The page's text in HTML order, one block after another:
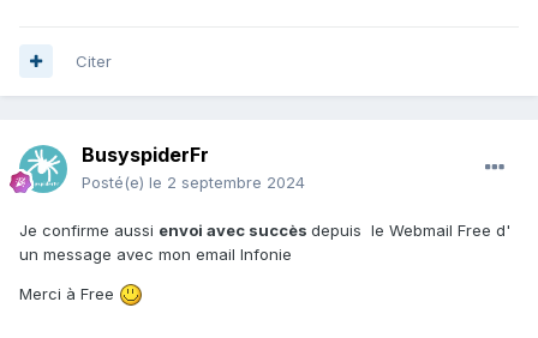
Citer
BusyspiderFr
Posté(e) le 2 septembre 2024
Je confirme aussi envoi avec succès depuis le Webmail Free d'
un message avec mon email Infonie
Merci à Free